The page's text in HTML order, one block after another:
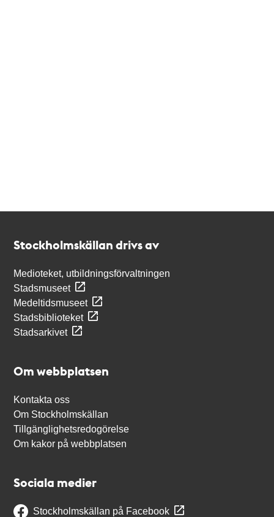
Stockholmskällan drivs av
Medioteket, utbildningsförvaltningen
Stadsmuseet
Medeltidsmuseet
Stadsbiblioteket
Stadsarkivet
Om webbplatsen
Kontakta oss
Om Stockholmskällan
Tillgänglighetsredogörelse
Om kakor på webbplatsen
Sociala medier
Stockholmskällan på Facebook